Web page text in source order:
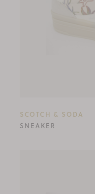
SCOTCH & SODA
SNEAKER